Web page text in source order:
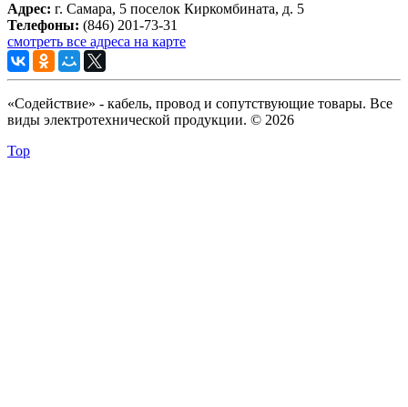
Адрес: г. Самара, 5 поселок Киркомбината, д. 5
Телефоны: (846) 201-73-31
смотреть все адреса на карте
«Содействие» - кабель, провод и сопутствующие товары. Все
виды электротехнической продукции. © 2026
Top